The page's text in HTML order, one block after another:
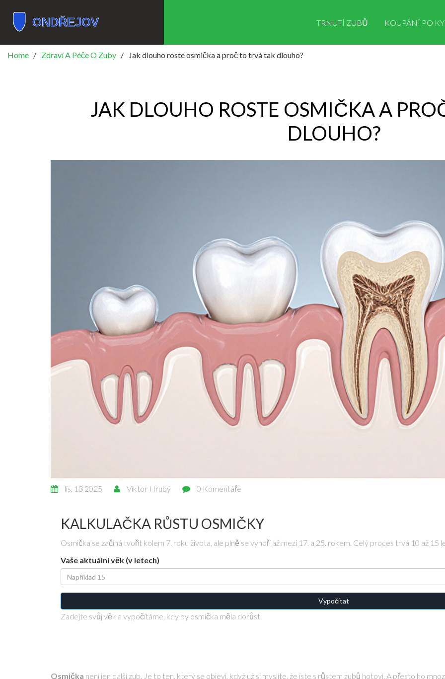
TRNUTÍ ZUBŮ KOUPÁNÍ PO
Home Zdraví A Péče O Zuby Jak dlouho roste osmička a proč to trvá tak dlouho?
JAK DLOUHO ROSTE OSMIČKA A
DLOUHO?
lis, 13 2025 Viktor Hrubý 0 Komentáře
KALKULAČKA RŮSTU OSMIČKY
Osmička se začíná tvořit kolem 7. roku života, ale plně se vynoří až mezi 17. a 25. rokem. Celý proces trvá 10 až 15
Vaše aktuální věk (v letech)
Vypočítat
Zadejte svůj věk a vypočítáme, kdy by osmička měla dorůst.
Osmička není jen další zub. Je to ten, který se objeví, když už si myslíte, že jste s růstem zubů hotoví. A přesto ho